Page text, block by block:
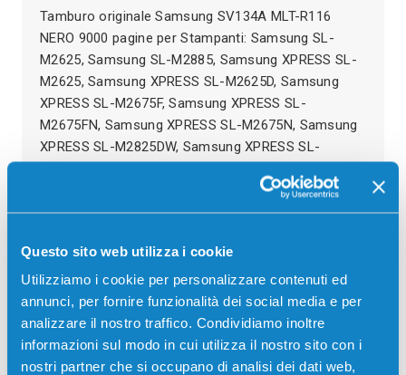
Questo sito web utilizza i cookie
Utilizziamo i cookie per personalizzare contenuti ed
annunci, per fornire funzionalità dei social media e per
analizzare il nostro traffico. Condividiamo inoltre
informazioni sul modo in cui utilizza il nostro sito con i
nostri partner che si occupano di analisi dei dati web,
Tamburo originale Samsung SV134A MLT-R116
NERO 9000 pagine per Stampanti: Samsung SL-
M2625, Samsung SL-M2885, Samsung XPRESS SL-
M2625, Samsung XPRESS SL-M2625D, Samsung
XPRESS SL-M2675F, Samsung XPRESS SL-
M2675FN, Samsung XPRESS SL-M2675N, Samsung
XPRESS SL-M2825DW, Samsung XPRESS SL-
Recensioni